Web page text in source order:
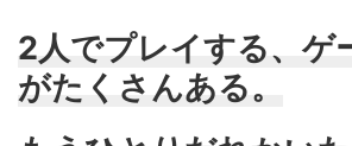
2人でプレイする、ゲ
がたくさんある。